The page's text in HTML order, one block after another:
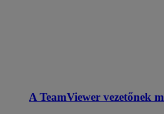
A TeamViewer vezetőnek